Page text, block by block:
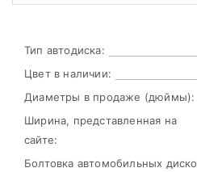
Тип автодиска:
Цвет в наличии:
Диаметры в продаже (дюймы):
Ширина, представленная на
сайте:
Болтовка автомобильных